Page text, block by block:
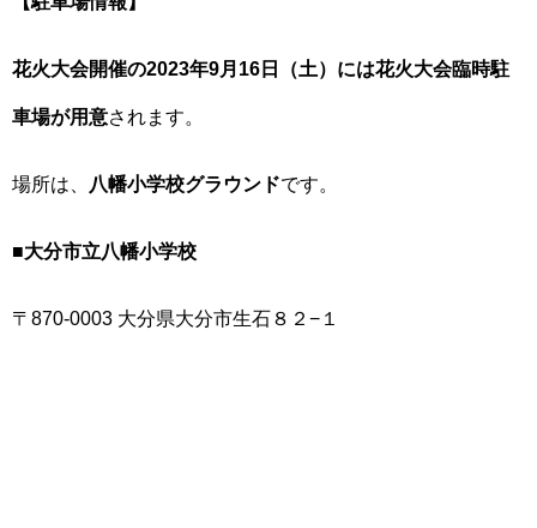
花火大会開催の2023年9月16日（土）には花火大会臨時駐
車場が用意されます。
場所は、 八幡小学校グラウンドです。
■大分市立八幡小学校
〒870-0003 大分県大分市生石８２−１